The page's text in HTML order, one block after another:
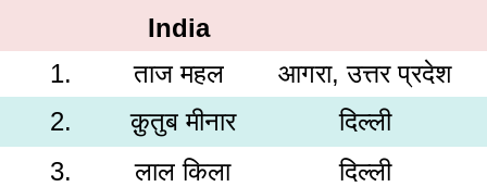
India
1. ताज महल
आगरा, उत्तर प्रदेश
2.
क़ुतुब मीनार
दिल्ली
3.
लाल किला दिल्ली